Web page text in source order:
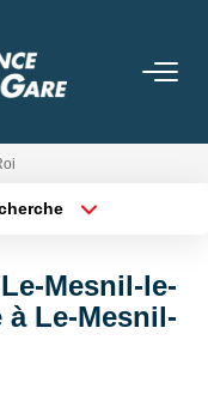
Créer une alerte
Mesnil-le-
à Le-Mesnil-